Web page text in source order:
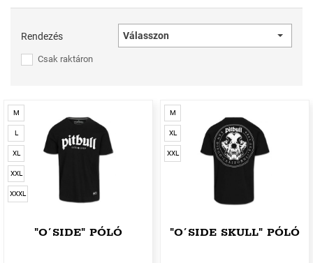
Rendezés Válasszon
Csak raktáron
M
L
XL
XXL
XXXL
"O´SIDE" PÓLÓ
M
XL
XXL
"O´SIDE SKULL" PÓLÓ